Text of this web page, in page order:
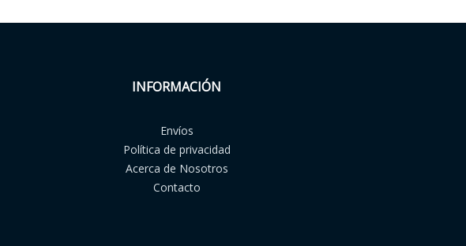
INFORMACIÓN
Envíos
Política de privacidad
Acerca de Nosotros
Contacto